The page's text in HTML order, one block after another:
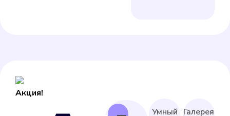
Акция!
Умный Галерея